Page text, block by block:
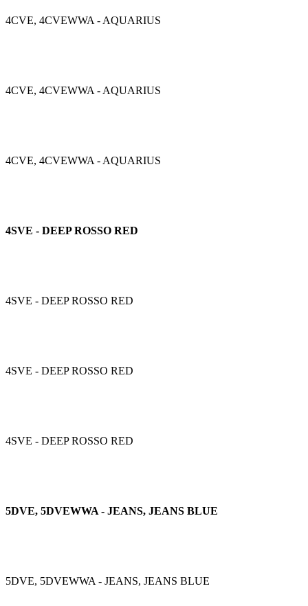
4CVE, 4CVEWWA - AQUARIUS
4CVE, 4CVEWWA - AQUARIUS
4CVE, 4CVEWWA - AQUARIUS
4SVE - DEEP ROSSO RED
4SVE - DEEP ROSSO RED
4SVE - DEEP ROSSO RED
4SVE - DEEP ROSSO RED
5DVE, 5DVEWWA - JEANS, JEANS BLUE
5DVE, 5DVEWWA - JEANS, JEANS BLUE